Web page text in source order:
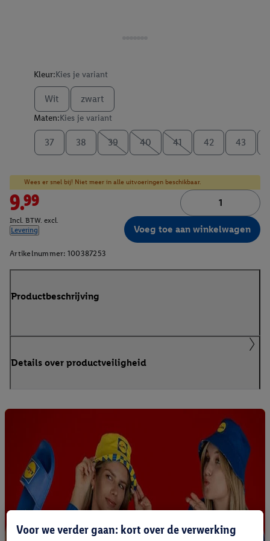
Kleur:Kies je variant
Wit zwart
Maten:Kies je variant
37 38 39 40 41 42 43
Wees er snel bij! Niet meer in alle uitvoeringen beschikbaar.
9.99
Incl. BTW. excl.
Levering
Voeg toe aan winkelwagen
Artikelnummer: 100387253
Productbeschrijving
Details over productveiligheid
Voor we verder gaan: kort over de verwerking